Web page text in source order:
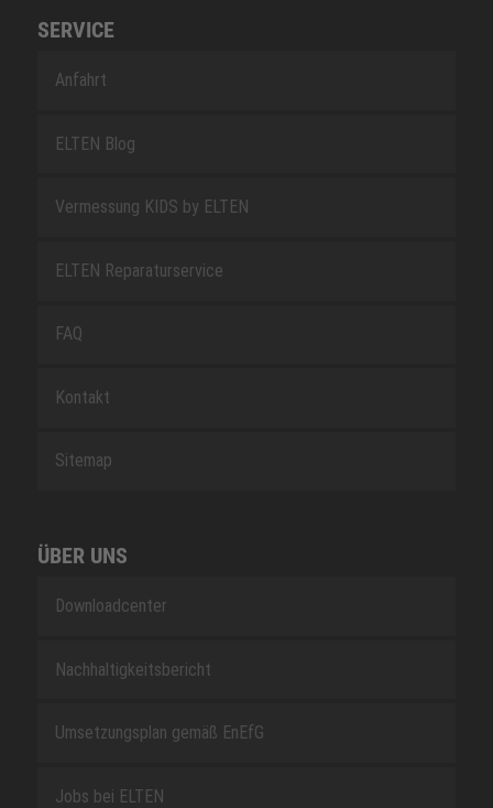
SERVICE
Anfahrt
ELTEN Blog
Vermessung KIDS by ELTEN
ELTEN Reparaturservice
FAQ
Kontakt
Sitemap
ÜBER UNS
Downloadcenter
Nachhaltigkeitsbericht
Umsetzungsplan gemäß EnEfG
Jobs bei ELTEN